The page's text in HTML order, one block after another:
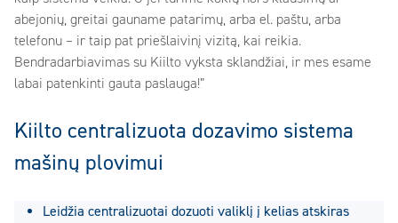
abejonių, greitai gauname patarimų, arba el. paštu, arba
telefonu – ir taip pat priešlaivinį vizitą, kai reikia.
Bendradarbiavimas su Kiilto vyksta sklandžiai, ir mes esame
labai patenkinti gauta paslauga!”
Kiilto centralizuota dozavimo sistema
mašinų plovimui
Leidžia centralizuotai dozuoti valiklį į kelias atskiras